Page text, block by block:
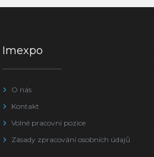
Imexpo
O nás
Kontakt
Volné pracovní pozice
Zásady zpracování osobních údajů